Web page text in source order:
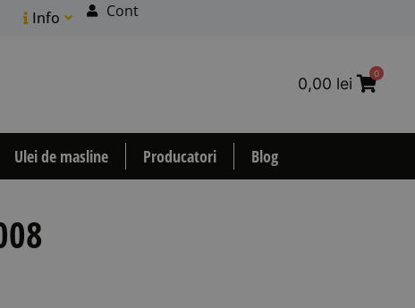
Info Cont
0,00 lei
0
Ulei de masline Producatori Blog